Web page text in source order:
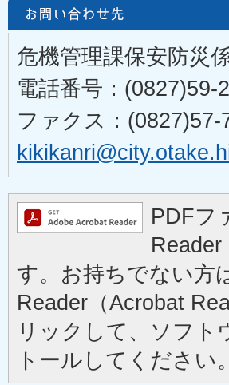
危機管理課保安防災
電話番号：(0827)59-
ファクス：(0827)57-
PDFフ
す。お持ちでない方
Reader（Acrobat
リックして、ソフ
トールしてください。